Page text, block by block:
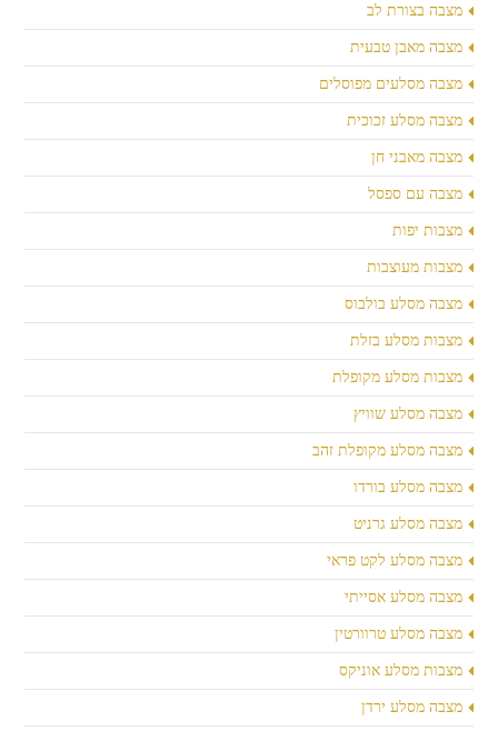
מצבה בצורת לב
מצבה מאבן טבעית
מצבה מסלעים מפוסלים
מצבה מסלע זכוכית
מצבה מאבני חן
מצבה עם ספסל
מצבות יפות
מצבות מעוצבות
מצבה מסלע בולבוס
מצבות מסלע בזלת
מצבות מסלע מקופלת
מצבה מסלע שוויץ
מצבה מסלע מקופלת זהב
מצבה מסלע בורדו
מצבה מסלע גרניט
מצבה מסלע לקט פראי
מצבה מסלע אסייתי
מצבה מסלע טרוורטין
מצבות מסלע אוניקס
מצבה מסלע ירדן